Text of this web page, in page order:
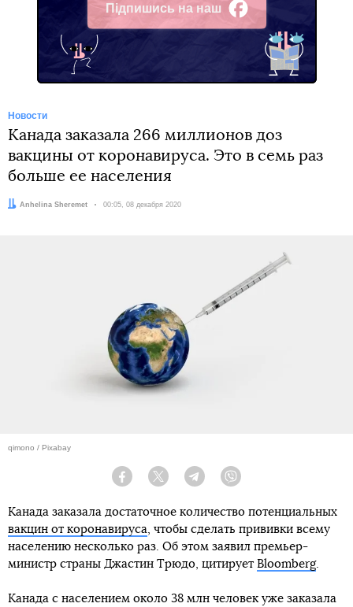
Підпишись на наш
Facebook
Новости
Канада заказала 266 миллионов доз
вакцины от коронавируса. Это в семь раз
больше ее населения
Автор:
Anhelina Sheremet Дата:
00:05, 08 декабря 2020
qimono / Pixabay
Facebook Twitter Telegram
Канада заказала достаточное количество потенциальных
вакцин от коронавируса, чтобы сделать прививки всему
населению несколько раз. Об этом заявил премьер-
министр страны Джастин Трюдо, цитирует Bloomberg.
Канада с населением около 38 млн человек уже заказала